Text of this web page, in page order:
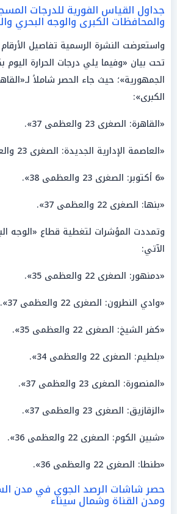
جداول القياس الفورية للدرجات
والمحافظات الكبرى والوجه البحري
واستعرضت النشرة الرسمية تفاصيل
تحت بيان «وفيما يلي درجات الحرارة اليوم
الجمهورية»؛ حيث جاء الحصر شاملاً
الكبرى»:
«القاهرة: الصغرى 23 والعظمى 37».
«العاصمة الإدارية الجديدة: الصغرى 23 والعظمى 38».
«6 أكتوبر: الصغرى 23 والعظمى 38».
«بنها: الصغرى 22 والعظمى 37».
وتمددت المؤشرات لتغطية قطاع «الوجه
الآتي:
«دمنهور: الصغرى 22 والعظمى 35».
«وادي النطرون: الصغرى 22 والعظمى 37».
«كفر الشيخ: الصغرى 22 والعظمى 35».
«بلطيم: الصغرى 22 والعظمى 34».
«المنصورة: الصغرى 23 والعظمى 37».
«الزقازيق: الصغرى 23 والعظمى 37».
«شبين الكوم: الصغرى 22 والعظمى 36».
«طنطا: الصغرى 22 والعظمى 36».
حصر شاشات الرصد الجوي في مدن
ومدن القناة وشمال سيناء